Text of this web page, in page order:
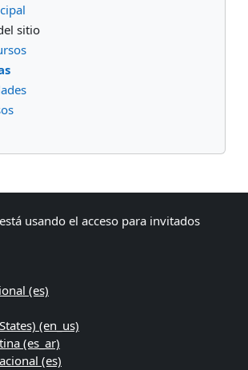
sitio
usando el acceso para invitados
‎(es)‎
‎(en_us)‎
‎(es_ar)‎
‎(es)‎